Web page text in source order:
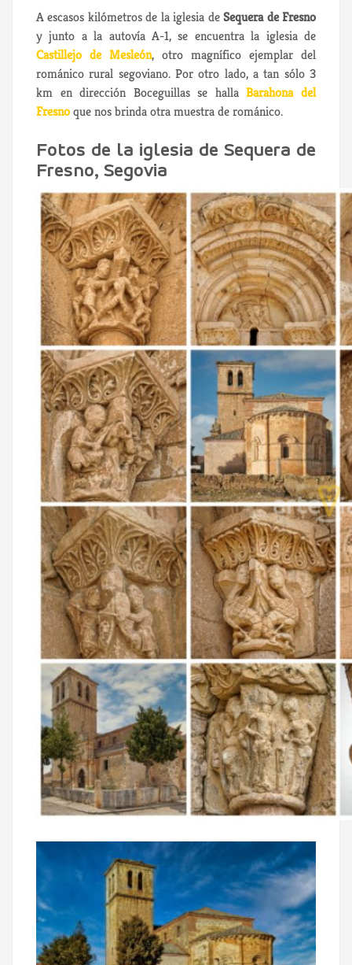
A escasos kilómetros de la iglesia deSequera de Fresno
y junto a la autovía A-1, se encuentra la iglesia de
Castillejo de Mesleón, otro magnífico ejemplar del
románico rural segoviano. Por otro lado, a tan sólo 3
km en dirección Boceguillas se hallaBarahona del
Fresnoque nos brinda otra muestra de románico.
Fotos de la iglesia de Sequera de
Fresno, Segovia